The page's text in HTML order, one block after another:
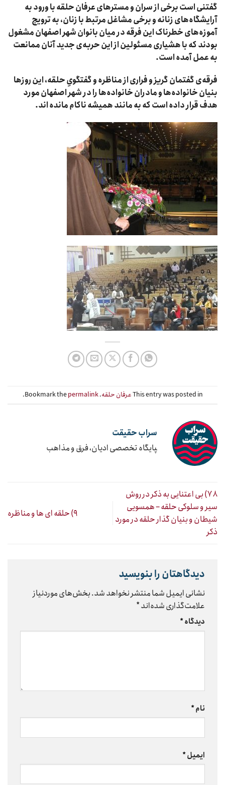
گفتنی است برخی از سران و مسترهای عرفان حلقه با ورود به
آرایشگاه‌های زنانه و برخی مشاغل مرتبط با زنان، به ترویج
آموزه‌های خطرناک این فرقه در میان بانوان شهر اصفهان مشغول
بودند که با هشیاری مسئولین از این حربه‌ی جدید آنان ممانعت
به عمل آمده است.
فرقه‌ی گفتمان گریز و فراری از مناظره و گفتگویِ حلقه، این روزها
بنیان خانواده‌ها و مادران خانواده‌ها را در شهر اصفهان مورد
هدف قرار داده است که به مانند همیشه ناکام مانده اند.
This entry was posted inعرفان حلقه. Bookmark the
permalink
.
سراب حقیقت
‍پایگاه تخصصی ادیان، فرق و مذاهب
۷۸) بی اعتنایی به ذکر در روش
سیر و سلوکی حلقه – همسویی
شیطان و بنیان گذار حلقه در مورد
ذکر
۹) حلقه ای ها و مناظره
دیدگاهتان را بنویسید
نشانی ایمیل شما منتشر نخواهد شد.بخش‌های موردنیاز
علامت‌گذاری شده‌اند*
دیدگاه*
نام*
ایمیل*